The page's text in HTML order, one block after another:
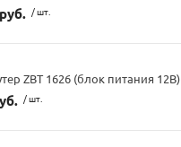
/ шт.
ZBT 1626 (блок питания 12В)
/ шт.